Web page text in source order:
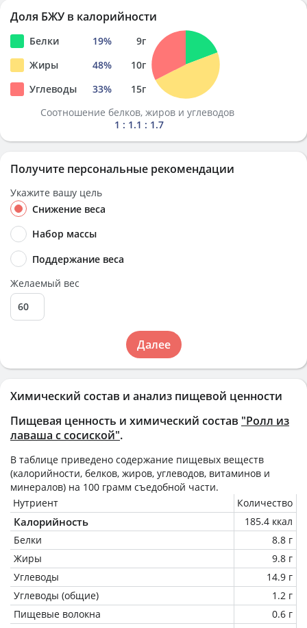
Химический состав и анализ пищевой ценности
Пищевая ценность и химический состав "Ролл из
лаваша с сосиской".
В таблице приведено содержание пищевых веществ
(калорийности, белков, жиров, углеводов, витаминов и
минералов) на 100 грамм съедобной части.
Нутриент
Количество
Калорийность
185.4 ккал
Белки
8.8 г
Жиры
9.8 г
Углеводы
14.9 г
Углеводы (общие)
1.2 г
Пищевые волокна
0.6 г
Доля БЖУ в калорийности
Белки 19% 9г
Жиры
48% 10г
Углеводы
33% 15г
Соотношение белков, жиров и углеводов
1 : 1.1 : 1.7
Получите персональные рекомендации
Укажите вашу цель
Снижение веса
Набор массы
Поддержание веса
Желаемый вес
Далее